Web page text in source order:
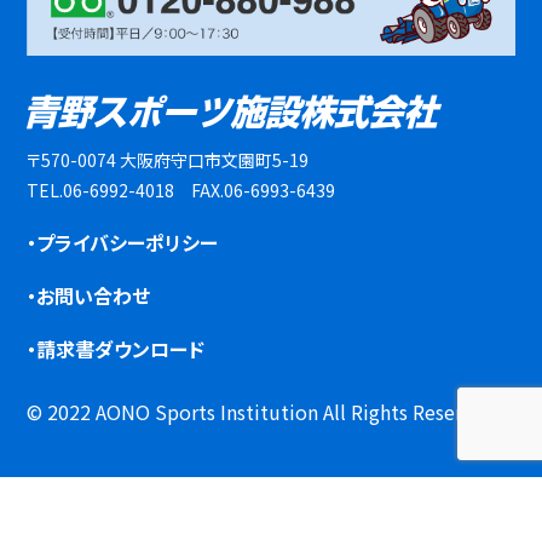
〒570-0074 大阪府守口市文園町5-19
TEL.06-6992-4018 FAX.06-6993-6439
・プライバシーポリシー
・お問い合わせ
・請求書ダウンロード
© 2022 AONO Sports Institution All Rights Reserved.